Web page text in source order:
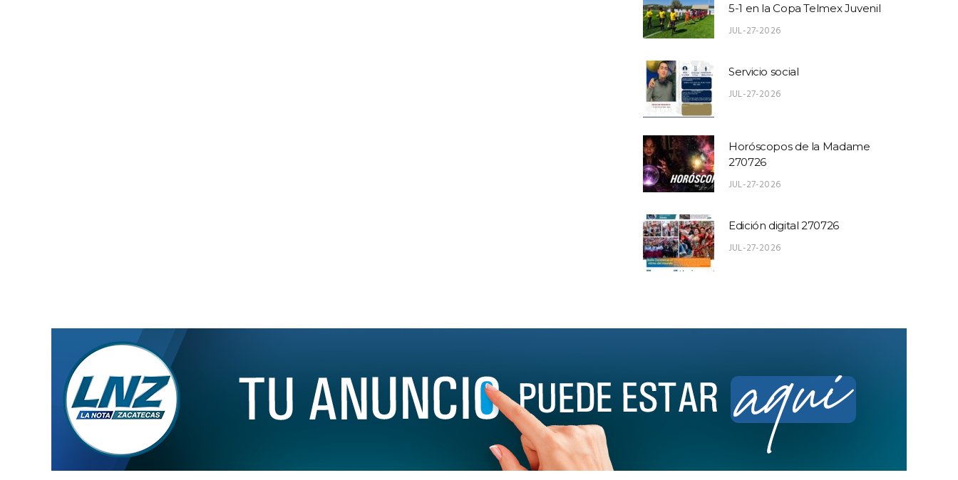
5-1 en la Copa Telmex Juvenil
JUL-27-2026
Servicio social
JUL-27-2026
Horóscopos de la Madame
270726
JUL-27-2026
Edición digital 270726
JUL-27-2026